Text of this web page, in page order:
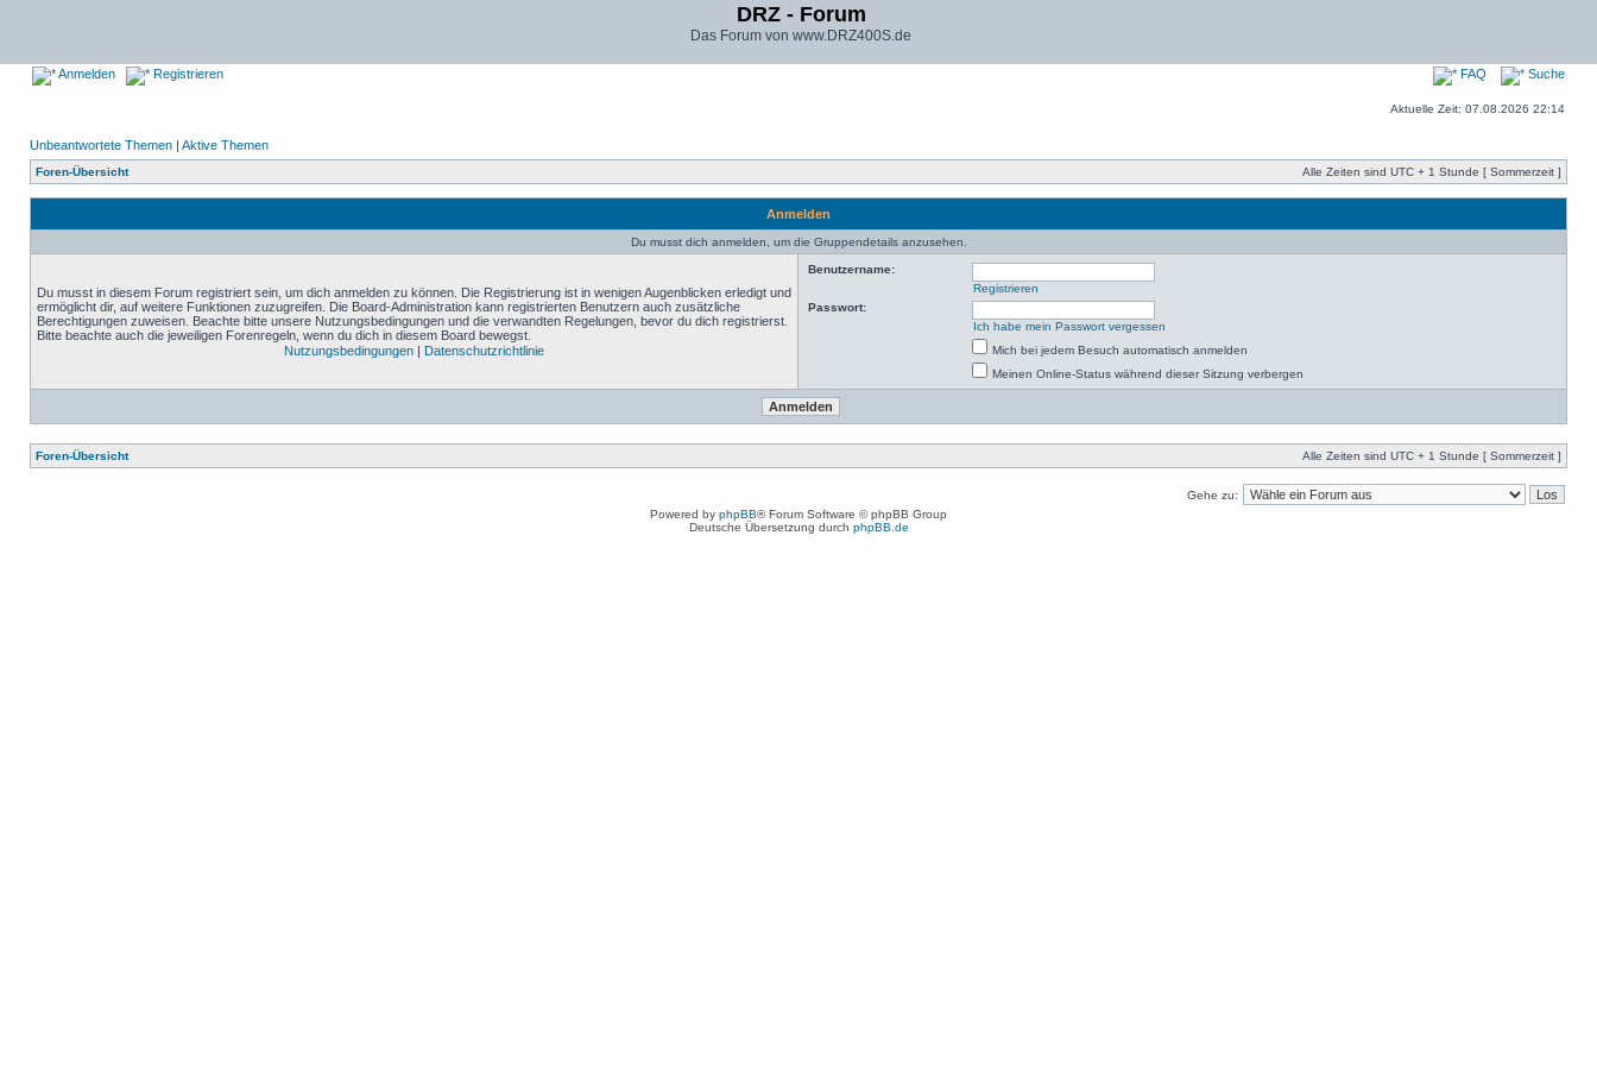
DRZ - Forum
Das Forum von www.DRZ400S.de
Anmelden Registrieren FAQ Suche
Aktuelle Zeit: 07.08.2026 22:14
Unbeantwortete Themen | Aktive Themen
Foren-Übersicht Alle Zeiten sind UTC + 1 Stunde [ Sommerzeit ]
Anmelden
Du musst dich anmelden, um die Gruppendetails anzusehen.
Du musst in diesem Forum registriert sein, um dich anmelden zu können. Die Registrierung ist in wenigen Augenblicken erledigt und
ermöglicht dir, auf weitere Funktionen zuzugreifen. Die Board-Administration kann registrierten Benutzern auch zusätzliche
Berechtigungen zuweisen. Beachte bitte unsere Nutzungsbedingungen und die verwandten Regelungen, bevor du dich registrierst.
Bitte beachte auch die jeweiligen Forenregeln, wenn du dich in diesem Board bewegst.
Nutzungsbedingungen | Datenschutzrichtlinie
Benutzername:
Registrieren
Passwort:
Ich habe mein Passwort vergessen
Mich bei jedem Besuch automatisch anmelden
Meinen Online-Status während dieser Sitzung verbergen
Foren-Übersicht Alle Zeiten sind UTC + 1 Stunde [ Sommerzeit ]
Gehe zu:
Powered by phpBB® Forum Software © phpBB Group
Deutsche Übersetzung durch phpBB.de